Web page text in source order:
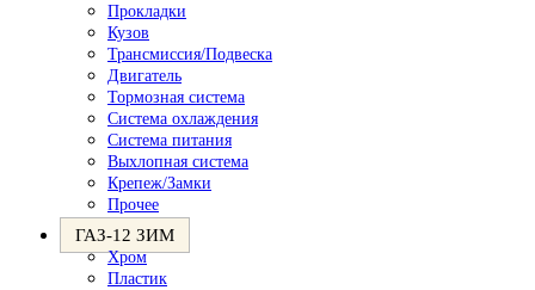
Прокладки
Кузов
Трансмиссия/Подвеска
Двигатель
Тормозная система
Система охлаждения
Система питания
Выхлопная система
Крепеж/Замки
Прочее
ГАЗ-12 ЗИМ
Хром
Пластик